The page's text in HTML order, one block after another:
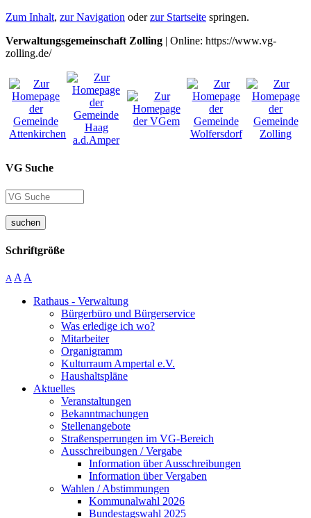
Zum Inhalt, zur Navigation oderzur Startseite springen.
Verwaltungsgemeinschaft Zolling | Online: https://www.vg-
zolling.de/
VG Suche
suchen
Schriftgröße
A A A
Rathaus - Verwaltung
Bürgerbüro und Bürgerservice
Was erledige ich wo?
Mitarbeiter
Organigramm
Kulturraum Ampertal e.V.
Haushaltspläne
Aktuelles
Veranstaltungen
Bekanntmachungen
Stellenangebote
Straßensperrungen im VG-Bereich
Ausschreibungen / Vergabe
Information über Ausschreibungen
Information über Vergaben
Wahlen / Abstimmungen
Kommunalwahl 2026
Bundestagswahl 2025